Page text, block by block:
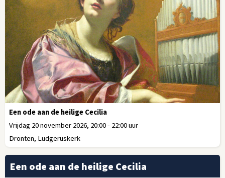
Een ode aan de heilige Cecilia
Vrijdag 20 november 2026, 20:00 - 22:00 uur
Dronten, Ludgeruskerk
Een ode aan de heilige Cecilia